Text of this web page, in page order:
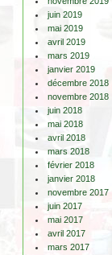
juin 2019
mai 2019
avril 2019
mars 2019
janvier 2019
décembre 2018
novembre 2018
juin 2018
mai 2018
avril 2018
mars 2018
février 2018
janvier 2018
novembre 2017
juin 2017
mai 2017
avril 2017
mars 2017